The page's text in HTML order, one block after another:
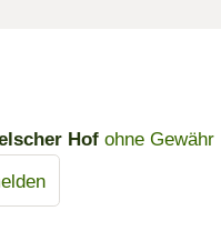
Hof ohne Gewähr